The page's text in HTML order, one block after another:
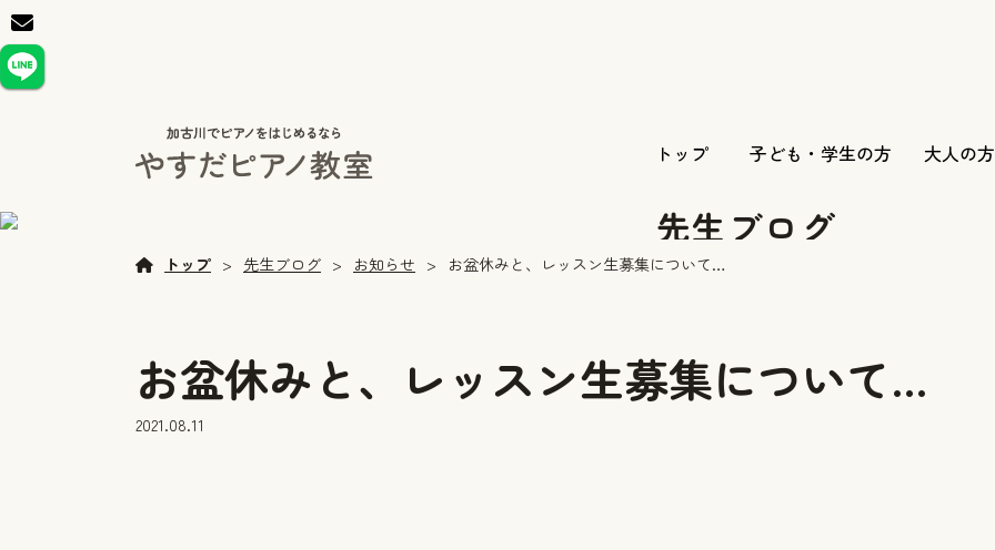
トップ 子ども・学生の方 大人の方
先生ブログ
トップ 先生ブログ お知らせ お盆休みと、レッスン生募集について…
お盆休みと、レッスン生募集について…
2021.08.11